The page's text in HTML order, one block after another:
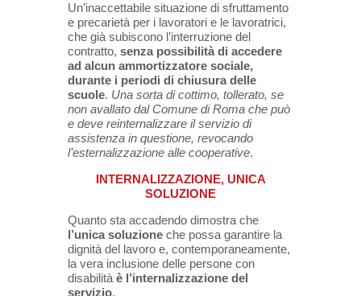
Un’inaccettabile situazione di sfruttamento
e precarietà per i lavoratori e le lavoratrici,
che già subiscono l’interruzione del
contratto, senza possibilità di accedere
ad alcun ammortizzatore sociale,
durante i periodi di chiusura delle
scuole. Una sorta di cottimo, tollerato, se
non avallato dal Comune di Roma che può
e deve reinternalizzare il servizio di
assistenza in questione, revocando
l’esternalizzazione alle cooperative.
INTERNALIZZAZIONE, UNICA
SOLUZIONE
Quanto sta accadendo dimostra che
l’unica soluzione che possa garantire la
dignità del lavoro e, contemporaneamente,
la vera inclusione delle persone con
disabilità è l’internalizzazione del
servizio.